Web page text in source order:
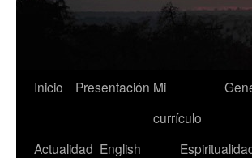
Inicio Presentación Mi
currículo
Actualidad English